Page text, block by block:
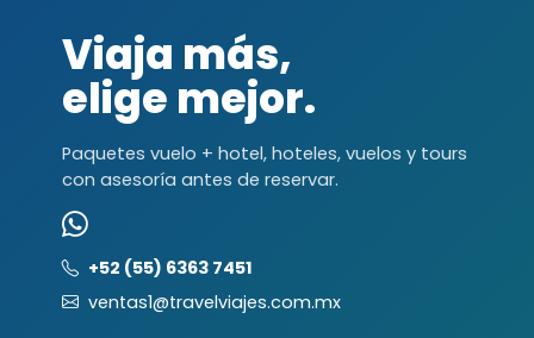
Viaja más,
elige mejor.
Paquetes vuelo + hotel, hoteles, vuelos y tours
con asesoría antes de reservar.
+52 (55) 6363 7451
ventas1@travelviajes.com.mx